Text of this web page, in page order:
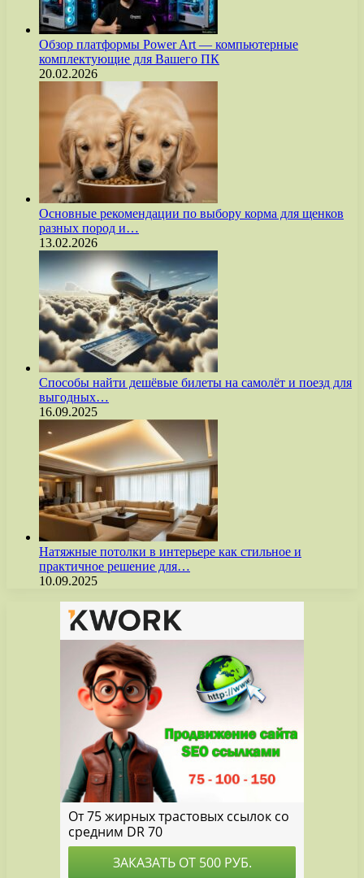
Обзор платформы Power Art — компьютерные
комплектующие для Вашего ПК
20.02.2026
Основные рекомендации по выбору корма для щенков
разных пород и…
13.02.2026
Способы найти дешёвые билеты на самолёт и поезд для
выгодных…
16.09.2025
Натяжные потолки в интерьере как стильное и
практичное решение для…
10.09.2025